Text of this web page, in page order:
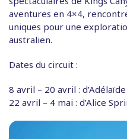
aventures en 4×4,
uniques pour une
australien.
Dates du circuit :
8 avril – 20 avril :
22 avril – 4 mai : d’Alice